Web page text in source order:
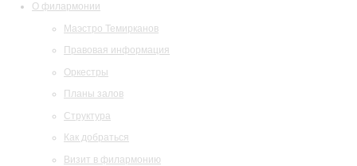
О филармонии
Маэстро Темирканов
Правовая информация
Оркестры
Планы залов
Структура
Как добраться
Визит в филармонию